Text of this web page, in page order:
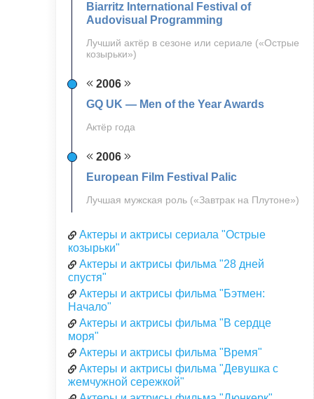
Biarritz International Festival of
Audovisual Programming
Лучший актёр в сезоне или сериале («Острые
козырьки»)
2006
GQ UK — Men of the Year Awards
Актёр года
2006
European Film Festival Palic
Лучшая мужская роль («Завтрак на Плутоне»)
Актеры и актрисы сериала "Острые
козырьки"
Актеры и актрисы фильма "28 дней
спустя"
Актеры и актрисы фильма "Бэтмен:
Начало"
Актеры и актрисы фильма "В сердце
моря"
Актеры и актрисы фильма "Время"
Актеры и актрисы фильма "Девушка с
жемчужной сережкой"